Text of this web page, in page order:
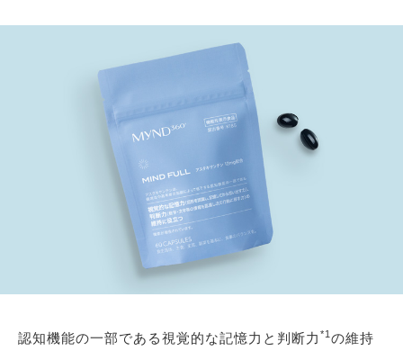
認知機能の一部である視覚的な記憶力と判断力 *1 の維持